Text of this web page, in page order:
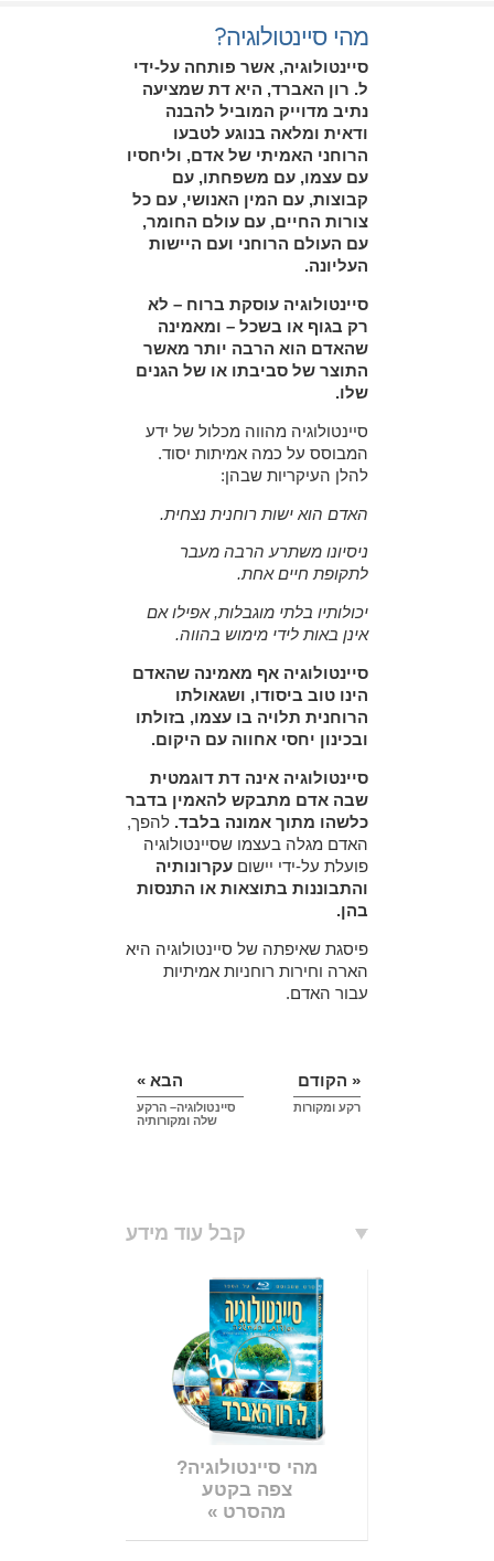
מהי סיינטולוגיה?
סיינטולוגיה, אשר פותחה על-ידי
ל. רון האברד, היא דת שמציעה
נתיב מדוייק המוביל להבנה
ודאית ומלאה בנוגע לטבעו
הרוחני האמיתי של אדם, וליחסיו
עם עצמו, עם משפחתו, עם
קבוצות, עם המין האנושי, עם כל
צורות החיים, עם עולם החומר,
עם העולם הרוחני ועם היישות
העליונה.
סיינטולוגיה עוסקת ברוח – לא
רק בגוף או בשכל – ומאמינה
שהאדם הוא הרבה יותר מאשר
התוצר של סביבתו או של הגנים
שלו.
סיינטולוגיה מהווה מכלול של ידע
המבוסס על כמה אמיתות יסוד.
להלן העיקריות שבהן:
האדם הוא ישות רוחנית נצחית.
ניסיונו משתרע הרבה מעבר
לתקופת חיים אחת.
יכולותיו בלתי מוגבלות, אפילו אם
אינן באות לידי מימוש בהווה.
סיינטולוגיה אף מאמינה שהאדם
הינו טוב ביסודו, ושגאולתו
הרוחנית תלויה בו עצמו, בזולתו
ובכינון יחסי אחווה עם היקום.
סיינטולוגיה אינה דת דוגמטית
שבה אדם מתבקש להאמין בדבר
כלשהו מתוך אמונה בלבד. להפך,
האדם מגלה בעצמו שסיינטולוגיה
פועלת על-ידי יישום עקרונותיה
והתבוננות בתוצאות או התנסות
בהן.
פיסגת שאיפתה של סיינטולוגיה היא
הארה וחירות רוחניות אמיתיות
עבור האדם.
« הקודם
רקע ומקורות
הבא »
סיינטולוגיה– הרקע
שלה ומקורותיה
קבל עוד מידע
מהי סיינטולוגיה?
צפה בקטע
מהסרט »